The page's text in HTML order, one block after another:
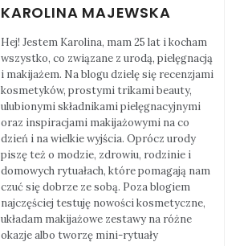
KAROLINA MAJEWSKA
Hej! Jestem Karolina, mam 25 lat i kocham
wszystko, co związane z urodą, pielęgnacją
i makijażem. Na blogu dzielę się recenzjami
kosmetyków, prostymi trikami beauty,
ulubionymi składnikami pielęgnacyjnymi
oraz inspiracjami makijażowymi na co
dzień i na wielkie wyjścia. Oprócz urody
piszę też o modzie, zdrowiu, rodzinie i
domowych rytuałach, które pomagają nam
czuć się dobrze ze sobą. Poza blogiem
najczęściej testuję nowości kosmetyczne,
układam makijażowe zestawy na różne
okazje albo tworzę mini-rytuały